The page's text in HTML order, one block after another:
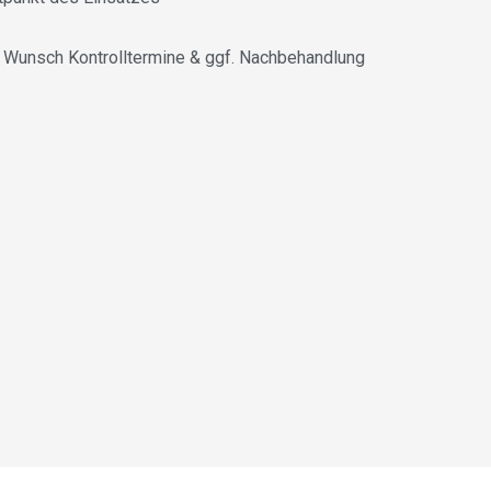
Kontrolltermine & ggf. Nachbehandlung